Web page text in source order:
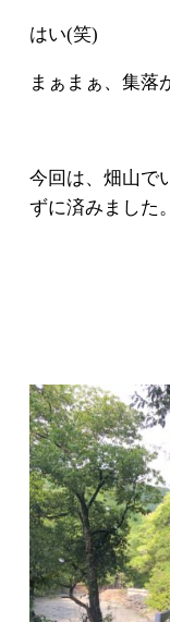
はい(笑)
まぁまぁ、集落
今回は、畑山で
ずに済みました。